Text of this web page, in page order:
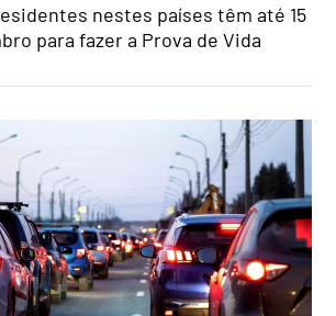
nestes países têm até 15
para fazer a Prova de Vida